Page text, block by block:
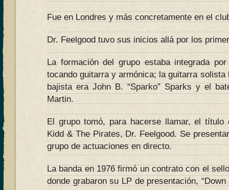
Fue en Londres y más concretamente en el
Dr. Feelgood tuvo sus inicios allá por los
La formación del grupo estaba integrada
tocando guitarra y armónica; la guitarra
bajista era John B. “Sparko” Sparks y el
Martin.
El grupo tomó, para hacerse llamar, el título
Kidd & The Pirates, Dr. Feelgood. Se
grupo de actuaciones en directo.
La banda en 1976 firmó un contrato con el
donde grabaron su LP de presentación,